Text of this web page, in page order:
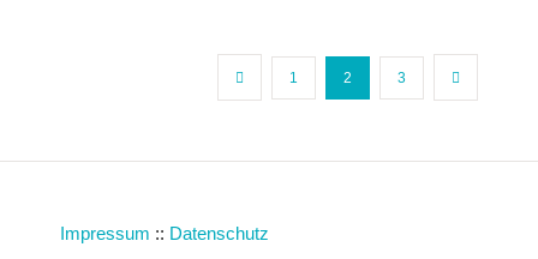
1 2 3
Impressum :: Datenschutz